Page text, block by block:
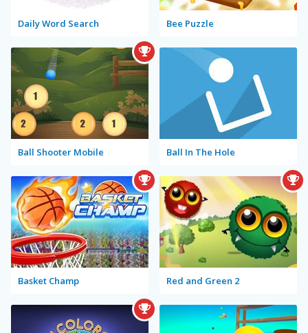
Daily Word Search Bee Puzzle
Ball Shooter Mobile Ball In The Hole
Basket Champ Red and Green 2